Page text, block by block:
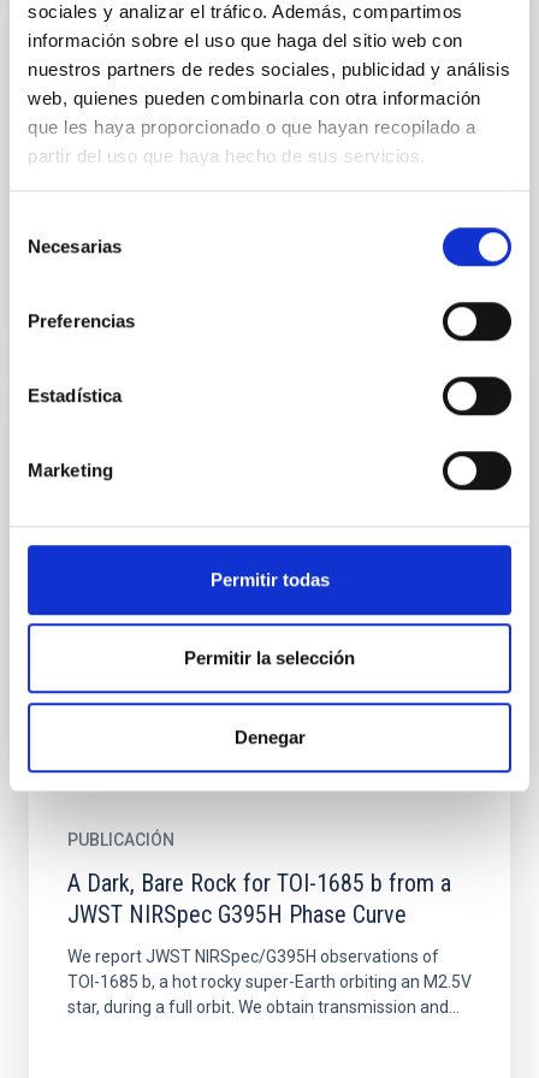
sociales y analizar el tráfico. Además, compartimos
información sobre el uso que haga del sitio web con
nuestros partners de redes sociales, publicidad y análisis
web, quienes pueden combinarla con otra información
que les haya proporcionado o que hayan recopilado a
partir del uso que haya hecho de sus servicios.
Necesarias
Preferencias
Estadística
Marketing
Permitir todas
Permitir la selección
Denegar
PUBLICACIÓN
37 new validated planets in overlapping K2
campaigns
We analysed 68 candidate planetary systems first
A chemical survey of exoplanets with
Thousands of exoplanets have now been discovered
with a huge range of masses, sizes and orbits: from
the...
PUBLICACIÓN
A Dark, Bare Rock for TOI-1685 b from a
JWST NIRSpec G395H Phase Curve
We report JWST NIRSpec/G395H observations of
TOI-1685 b, a hot rocky super-Earth orbiting an M2.5V
star, during a full orbit. We obtain transmission and...